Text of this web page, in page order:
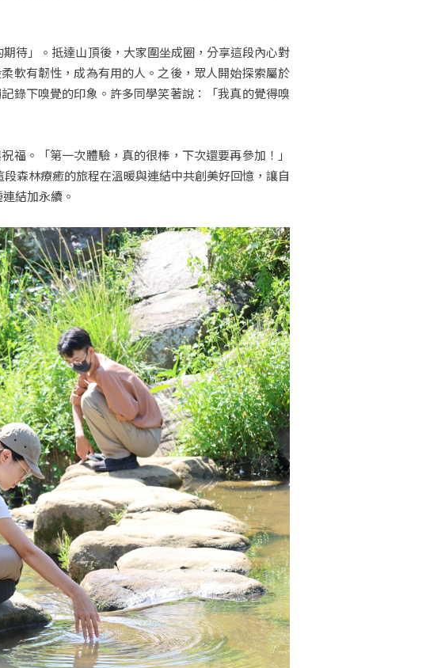
待」。抵達山頂後，大家圍坐成圈，分享這段內心對
軟有韌性，成為有用的人。之後，眾人開始探索屬於
錄下嗅覺的印象。許多同學笑著說：「我真的覺得嗅
。「第一次體驗，真的很棒，下次還要再參加！」
森林療癒的旅程在溫暖與連結中共創美好回憶，讓自
結加永續。